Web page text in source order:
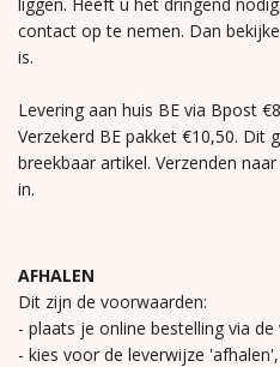
contact op te nemen. Dan
is.
Levering aan huis BE via Bpost
Verzekerd BE pakket €10,50. Dit
breekbaar artikel. Verzenden
in.
AFHALEN
Dit zijn de voorwaarden:
- plaats je online bestelling via
- kies voor de leverwijze